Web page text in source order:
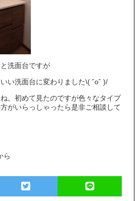
洗面台ですが
い洗面台に変わりました\( ˆoˆ )/
。初めて見たのですが色々なタイプ
がいらっしゃったら是非ご相談して
ら